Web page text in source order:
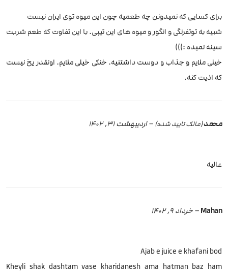
برای کسایی که نمیدونن چه طعمیه چون این میوه توی ایران نیست
شبیه به توتفرنگی و انگور و میوه های این تیپی. با این تفاوت که طعم شربت
سینه نمیده :)))
خیلی ملایم و جذاب و دوست داشتنیه. خنکی خیلی ملایم. اونقدر یخ نیست
که اذیت کنه.
محمد(مالک تایید شده) – اردیبهشت 31, 1402
عالیه
Mahan
–خرداد 9, 1402
Ajab e juice e khafani bod
Kheyli shak dashtam vase kharidanesh ama hatman baz ham